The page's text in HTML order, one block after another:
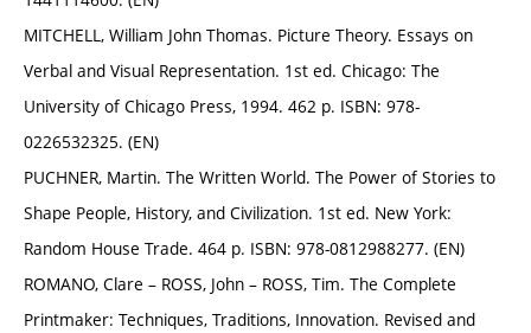
MITCHELL, William John Thomas. Picture Theory. Essays on
Verbal and Visual Representation. 1st ed. Chicago: The
University of Chicago Press, 1994. 462 p. ISBN: 978-
0226532325. (EN)
PUCHNER, Martin. The Written World. The Power of Stories to
Shape People, History, and Civilization. 1st ed. New York:
Random House Trade. 464 p. ISBN: 978-0812988277. (EN)
ROMANO, Clare – ROSS, John – ROSS, Tim. The Complete
Printmaker: Techniques, Traditions, Innovation. Revised and